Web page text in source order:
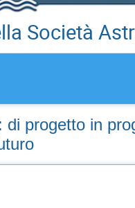
Società
progetto in